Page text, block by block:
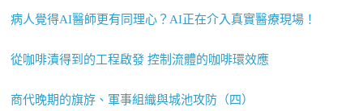
病人覺得AI醫師更有同理心？AI正在介入真實醫療現場！
從咖啡漬得到的工程啟發 控制流體的咖啡環效應
商代晚期的旗斿、軍事組織與城池攻防（四）